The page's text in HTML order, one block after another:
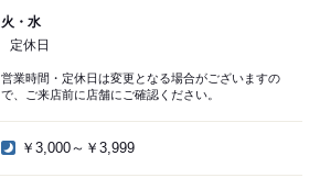
火・水
定休日
営業時間・定休日は変更となる場合がございますの
で、ご来店前に店舗にご確認ください。
￥3,000～￥3,999